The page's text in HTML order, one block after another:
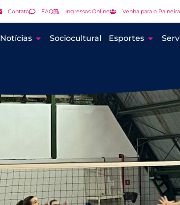
Contato FAQ Ingressos Online Venha para o
Notícias Sociocultural Esportes